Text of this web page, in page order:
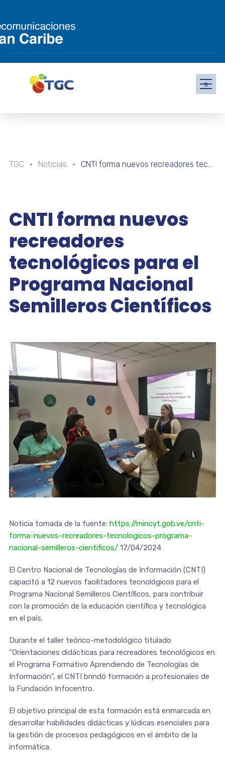
s
TGC Noticias CNTI forma nuevos recreadores tecnológicos para el Programa Nacional Semilleros Científicos
CNTI forma nuevos
recreadores
tecnológicos para el
Programa Nacional
Semilleros Científicos
Noticia tomada de la fuente: https://mincyt.gob.ve/cnti-
forma-nuevos-recreadores-tecnologicos-programa-
nacional-semilleros-cientificos/17/04/2024
El Centro Nacional de Tecnologías de Información (CNTI)
capacitó a 12 nuevos facilitadores tecnológicos para el
Programa Nacional Semilleros Científicos, para contribuir
con la promoción de la educación científica y tecnológica
en el país.
Durante el taller teórico-metodológico titulado
“Orientaciones didácticas para recreadores tecnológicos en
el Programa Formativo Aprendiendo de Tecnologías de
Información”, el CNTI brindó formación a profesionales de
la Fundación Infocentro.
El objetivo principal de esta formación está enmarcada en
desarrollar habilidades didácticas y lúdicas esenciales para
la gestión de procesos pedagógicos en el ámbito de la
informática.